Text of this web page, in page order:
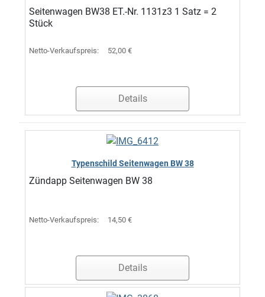
Seitenwagen BW38 ET.-Nr. 1131z3 1 Satz = 2
Stück
Netto-Verkaufspreis: 52,00 €
Details
Typenschild Seitenwagen BW 38
Zündapp Seitenwagen BW 38
Netto-Verkaufspreis: 14,50 €
Details